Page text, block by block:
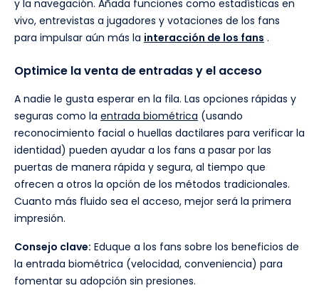
y la navegación. Añada funciones como estadísticas en
vivo, entrevistas a jugadores y votaciones de los fans
para impulsar aún más la interacción de los fans .
Optimice la venta de entradas y el acceso
A nadie le gusta esperar en la fila. Las opciones rápidas y
seguras como la entrada biométrica (usando
reconocimiento facial o huellas dactilares para verificar la
identidad) pueden ayudar a los fans a pasar por las
puertas de manera rápida y segura, al tiempo que
ofrecen a otros la opción de los métodos tradicionales.
Cuanto más fluido sea el acceso, mejor será la primera
impresión.
Consejo clave: Eduque a los fans sobre los beneficios de
la entrada biométrica (velocidad, conveniencia) para
fomentar su adopción sin presiones.